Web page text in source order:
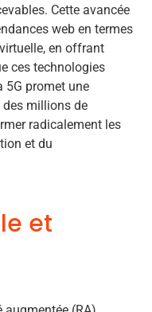
Cette avancée
web en termes
en offrant
ces technologies
5G promet une
millions de
radicalement les
et du
et